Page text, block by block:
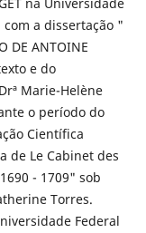
na Universidade
com a dissertação "
DE ANTOINE
e do
Marie-Helène
o período do
Científica
de Le Cabinet des
- 1709" sob
Torres.
Federal